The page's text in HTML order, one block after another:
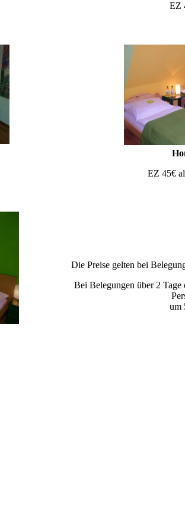
EZ
EZ 45€
Die Preise gelten bei
Bei Belegungen über 2 Tage
um